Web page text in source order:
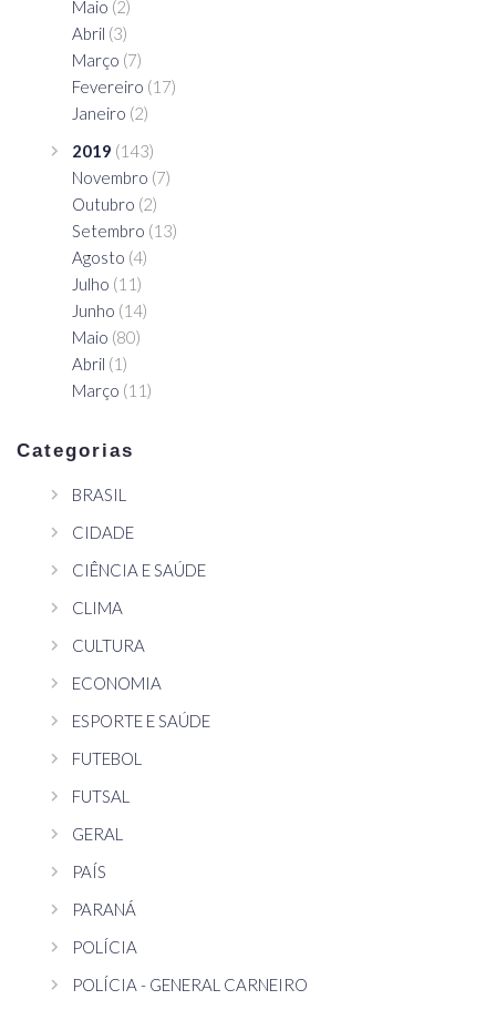
Maio (2)
Abril (3)
Março (7)
Fevereiro (17)
Janeiro (2)
2019 (143)
Novembro (7)
Outubro (2)
Setembro (13)
Agosto (4)
Julho (11)
Junho (14)
Maio (80)
Abril (1)
Março (11)
Categorias
BRASIL
CIDADE
CIÊNCIA E SAÚDE
CLIMA
CULTURA
ECONOMIA
ESPORTE E SAÚDE
FUTEBOL
FUTSAL
GERAL
PAÍS
PARANÁ
POLÍCIA
POLÍCIA - GENERAL CARNEIRO